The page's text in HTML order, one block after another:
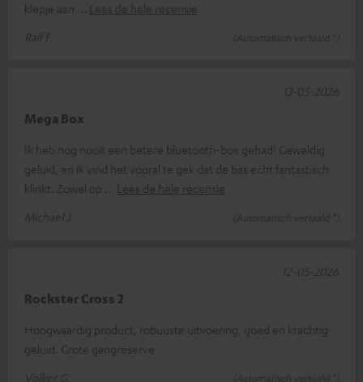
klepje aan
Lees de hele recensie
Ralf F.
(Automatisch vertaald *)
Mega Box
Ik heb nog nooit een betere bluetooth-box gehad! Geweldig
geluid, en ik vind het vooral te gek dat de bas echt fantastisch
klinkt. Zowel op
Lees de hele recensie
Michael J.
(Automatisch vertaald *)
13-05-2026
Rockster Cross 2
Hoogwaardig product, robuuste uitvoering, goed en krachtig
geluid. Grote gangreserve
Volker G.
(Automatisch vertaald *)
12-05-2026